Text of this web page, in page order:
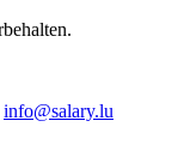
info@salary.lu